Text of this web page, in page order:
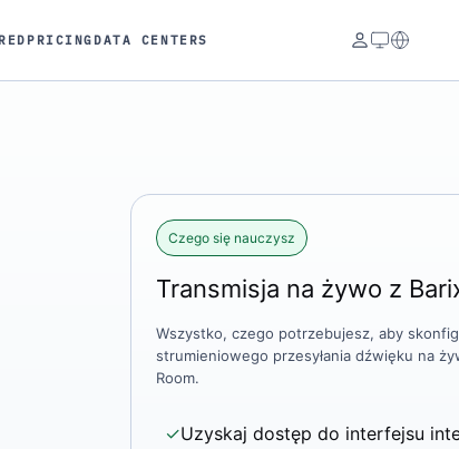
PRICING DATA CENTERS
Czego się nauczysz
Transmisja na żywo z
Wszystko, czego potrzebujesz, aby
strumieniowego przesyłania dźwięku na
Room.
✓Uzyskaj dostęp do interfejsu